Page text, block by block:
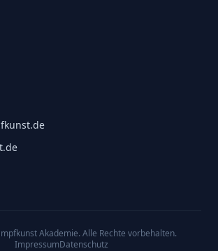
Akademie. Alle Rechte vorbehalten.
ImpressumDatenschutz